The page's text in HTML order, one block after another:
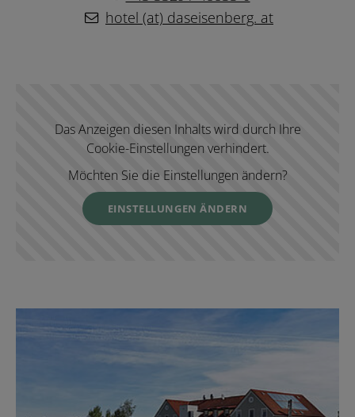
hotel (at) daseisenberg. at
Das Anzeigen diesen Inhalts wird durch Ihre
Cookie-Einstellungen verhindert.
Möchten Sie die Einstellungen ändern?
EINSTELLUNGEN ÄNDERN